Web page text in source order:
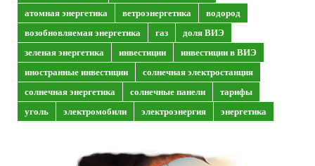
атомная энергетика
ветроэнергетика
водород
возобновляемая энергетика
газ
доля ВИЭ
зеленая энергетика
инвестиции
инвестиции в ВИЭ
иностранные инвестиции
солнечная электростанция
солнечная энергетика
солнечные панели
тарифы
уголь
электромобили электроэнергия энергетика